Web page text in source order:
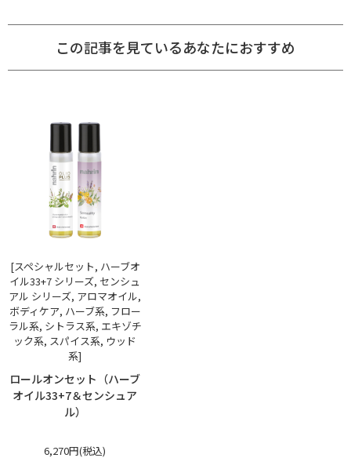
この記事を見ているあなたにおすすめ
[スペシャルセット, ハーブオ
イル33+7 シリーズ, センシュ
アル シリーズ, アロマオイル,
ボディケア, ハーブ系, フロー
ラル系, シトラス系, エキゾチ
ック系, スパイス系, ウッド
系]
ロールオンセット（ハーブ
オイル33+7＆センシュア
ル）
6,270円(税込)